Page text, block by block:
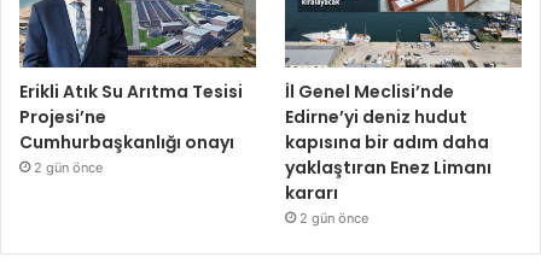
Erikli Atık Su Arıtma Tesisi
Projesi’ne
Cumhurbaşkanlığı onayı
2 gün önce
İl Genel Meclisi’nde
Edirne’yi deniz hudut
kapısına bir adım daha
yaklaştıran Enez Limanı
kararı
2 gün önce